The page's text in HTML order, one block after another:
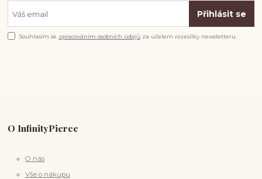
Přihlásit se
Souhlasím se zpracováním osobních údajů za účelem rozesílky newsletteru.
O InfinityPierce
O nás
Vše o nákupu